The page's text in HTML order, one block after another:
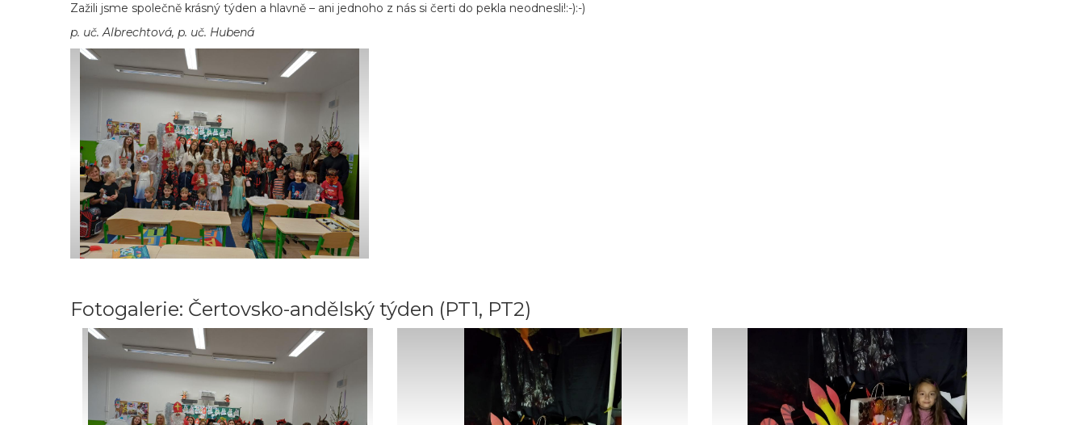
Zažili jsme společně krásný týden a hlavně – ani jednoho z nás si čerti do pekla neodnesli!:-):-)
p. uč. Albrechtová, p. uč. Hubená
Fotogalerie: Čertovsko-andělský týden (PT1, PT2)